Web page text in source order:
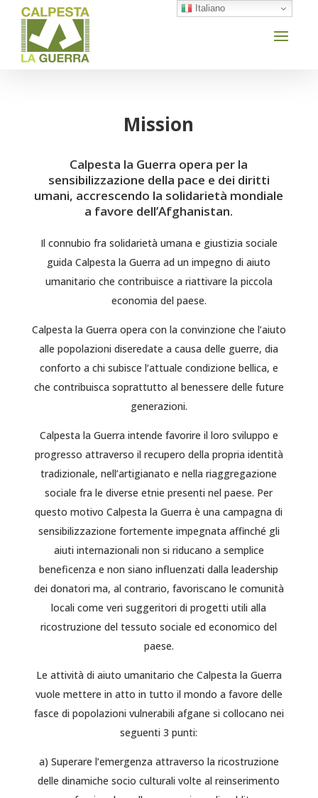
Mission
Calpesta la Guerra opera per la
sensibilizzazione della pace e dei diritti
umani, accrescendo la solidarietà mondiale
a favore dell’Afghanistan.
Il connubio fra solidarietà umana e giustizia sociale
guida Calpesta la Guerra ad un impegno di aiuto
umanitario che contribuisce a riattivare la piccola
economia del paese.
Calpesta la Guerra opera con la convinzione che l’aiuto
alle popolazioni diseredate a causa delle guerre, dia
conforto a chi subisce l’attuale condizione bellica, e
che contribuisca soprattutto al benessere delle future
generazioni.
Calpesta la Guerra intende favorire il loro sviluppo e
progresso attraverso il recupero della propria identità
tradizionale, nell’artigianato e nella riaggregazione
sociale fra le diverse etnie presenti nel paese. Per
questo motivo Calpesta la Guerra è una campagna di
sensibilizzazione fortemente impegnata affinché gli
aiuti internazionali non si riducano a semplice
beneficenza e non siano influenzati dalla leadership
dei donatori ma, al contrario, favoriscano le comunità
locali come veri suggeritori di progetti utili alla
ricostruzione del tessuto sociale ed economico del
paese.
Le attività di aiuto umanitario che Calpesta la Guerra
vuole mettere in atto in tutto il mondo a favore delle
fasce di popolazioni vulnerabili afgane si collocano nei
seguenti 3 punti:
a) Superare l’emergenza attraverso la ricostruzione
delle dinamiche socio culturali volte al reinserimento
Italiano